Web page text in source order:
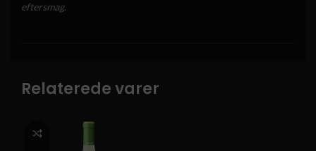
eftersmag.
Relaterede varer